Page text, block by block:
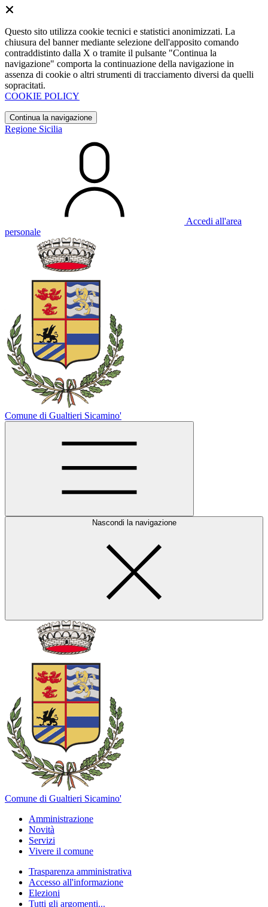
Questo sito utilizza cookie tecnici e statistici anonimizzati. La
chiusura del banner mediante selezione dell'apposito comando
contraddistinto dalla X o tramite il pulsante "Continua la
navigazione" comporta la continuazione della navigazione in
assenza di cookie o altri strumenti di tracciamento diversi da quelli
sopracitati.
COOKIE POLICY
Continua la navigazione
Regione Sicilia
Accedi all'area
personale
Comune di Gualtieri Sicamino'
Nascondi la navigazione
Comune di Gualtieri Sicamino'
Amministrazione
Novità
Servizi
Vivere il comune
Trasparenza amministrativa
Accesso all'informazione
Elezioni
Tutti gli argomenti...